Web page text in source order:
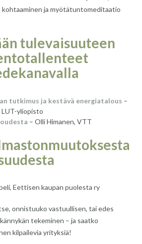
ja myötätuntomeditaatio
tulevaisuuteen
tutkimus ja kestävä energiatalous –
LUT-yliopisto
– Olli Himanen, VTT
Eettisen kaupan puolesta ry
onnistuuko vastuullisen, tai edes
tekeminen – ja saatko
kilpailevia yrityksiä!